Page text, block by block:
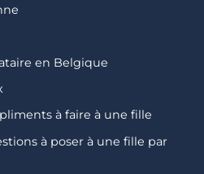
en Belgique
à faire à une fille
à poser à une fille par